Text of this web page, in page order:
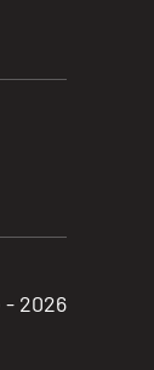
- 2026